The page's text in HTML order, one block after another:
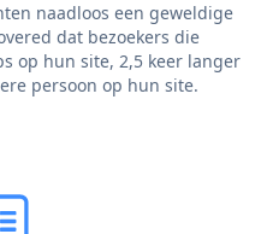
naadloos een geweldige
dat bezoekers die
op hun site, 2,5 keer langer
persoon op hun site.